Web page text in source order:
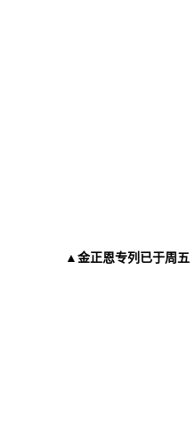
▲金正恩专列已于周五